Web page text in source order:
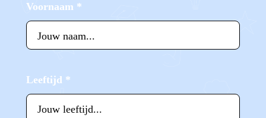
Voornaam *
Leeftijd *